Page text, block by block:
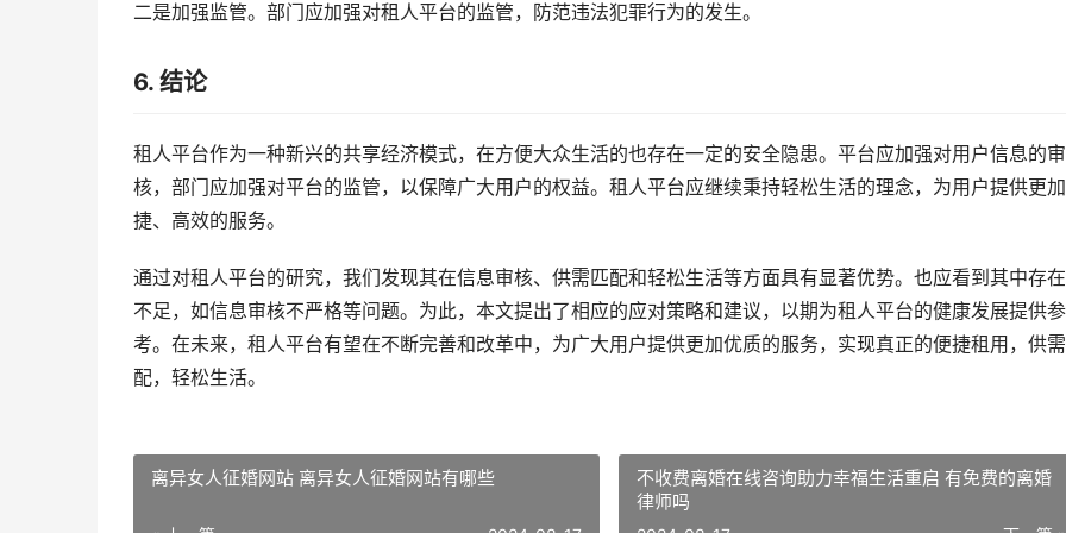
二是加强监管。部门应加强对租人平台的监管，防范违法犯罪行为的发生。
6. 结论
租人平台作为一种新兴的共享经济模式，在方便大众生活的也存在一定的安全隐患。平台应加强对用户信息的审
核，部门应加强对平台的监管，以保障广大用户的权益。租人平台应继续秉持轻松生活的理念，为用户提供更
捷、高效的服务。
通过对租人平台的研究，我们发现其在信息审核、供需匹配和轻松生活等方面具有显著优势。也应看到其中存
不足，如信息审核不严格等问题。为此，本文提出了相应的应对策略和建议，以期为租人平台的健康发展提供参
考。在未来，租人平台有望在不断完善和改革中，为广大用户提供更加优质的服务，实现真正的便捷租用，供
配，轻松生活。
离异女人征婚网站 离异女人征婚网站有哪些
不收费离婚在线咨询助力幸福生活重启 有免费的离婚
律师吗